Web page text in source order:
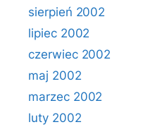
sierpień 2002
lipiec 2002
czerwiec 2002
maj 2002
marzec 2002
luty 2002